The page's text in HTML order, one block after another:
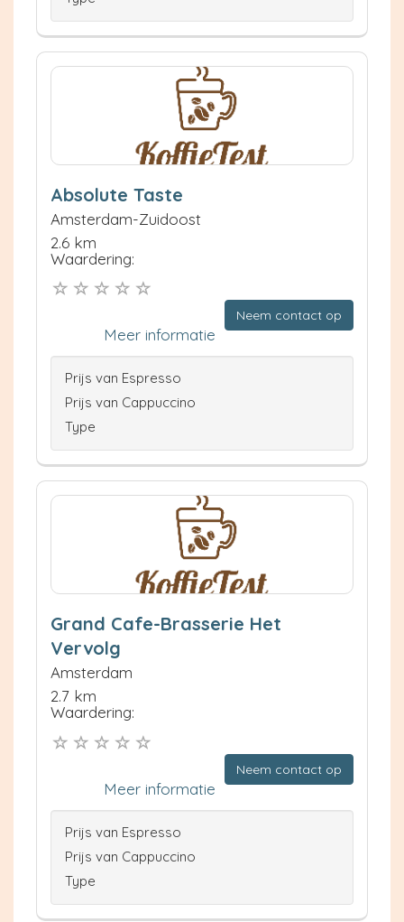
Absolute Taste
Amsterdam-Zuidoost
2.6 km
Waardering:
Neem contact op
Meer informatie
Prijs van Espresso
Prijs van Cappuccino
Type
Grand Cafe-Brasserie Het
Vervolg
Amsterdam
2.7 km
Waardering:
Neem contact op
Meer informatie
Prijs van Espresso
Prijs van Cappuccino
Type